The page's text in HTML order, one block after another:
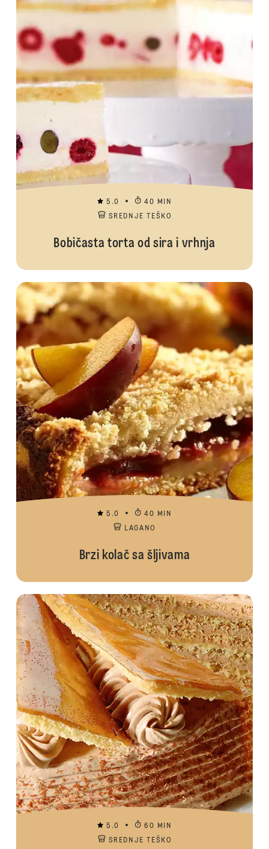
5.0
40 MIN
SREDNJE TEŠKO
Bobičasta torta od sira i vrhnja
5.0
40 MIN
LAGANO
Brzi kolač sa šljivama
5.0
60 MIN
SREDNJE TEŠKO